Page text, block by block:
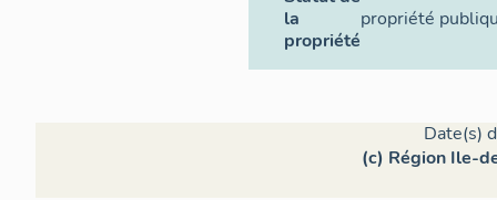
la
propriété
propriété
Date(s)
(c) Région Ile-